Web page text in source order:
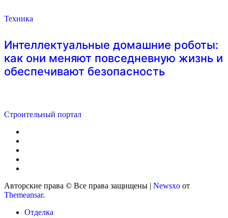
Техника
Интеллектуальные домашние роботы:
как они меняют повседневную жизнь и
обеспечивают безопасность
Строительный портал
Авторские права © Все права защищены | Newsxo от
Themeansar.
Отделка